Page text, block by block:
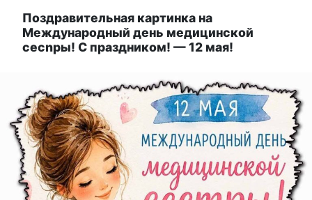
Поздравительная картинка на
Международный день медицинской
сеcnры! С праздником! — 12 мая!